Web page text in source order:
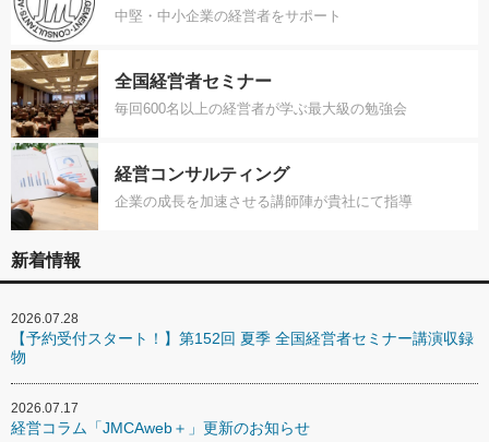
中堅・中小企業の経営者をサポート
全国経営者セミナー
毎回600名以上の経営者が学ぶ最大級の勉強会
経営コンサルティング
企業の成長を加速させる講師陣が貴社にて指導
新着情報
2026.07.28
【予約受付スタート！】第152回 夏季 全国経営者セミナー講演収録
物
2026.07.17
経営コラム「JMCAweb＋」更新のお知らせ